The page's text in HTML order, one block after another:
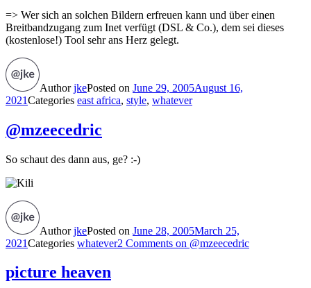
=> Wer sich an solchen Bildern erfreuen kann und über einen
Breitbandzugang zum Inet verfügt (DSL & Co.), dem sei dieses
(kostenlose!) Tool sehr ans Herz gelegt.
AuthorjkePosted on June 29, 2005August 16,
2021Categories east africa, style, whatever
@mzeecedric
So schaut des dann aus, ge? :-)
AuthorjkePosted on June 28, 2005March 25,
2021Categories whatever2 Comments on @mzeecedric
picture heaven